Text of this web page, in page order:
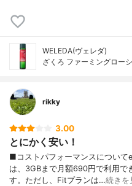
WELEDA(ヴェレダ)
ざくろ ファーミングロー
rikky
3.00
とにかく安い！
■コストパフォーマンスについて
は、3GBまで月額690円で利用で
す。ただし、Fitプランは…続きを